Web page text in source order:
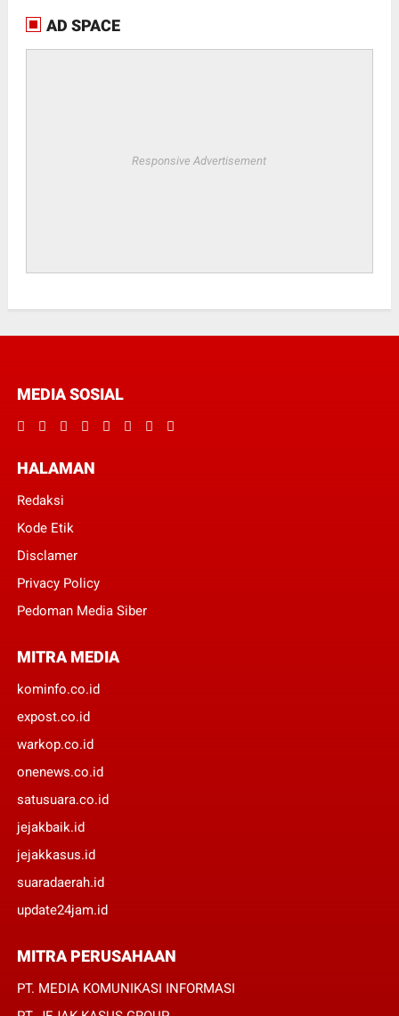
AD SPACE
Responsive Advertisement
MEDIA SOSIAL
HALAMAN
Redaksi
Kode Etik
Disclamer
Privacy Policy
Pedoman Media Siber
MITRA MEDIA
kominfo.co.id
expost.co.id
warkop.co.id
onenews.co.id
satusuara.co.id
jejakbaik.id
jejakkasus.id
suaradaerah.id
update24jam.id
MITRA PERUSAHAAN
PT. MEDIA KOMUNIKASI INFORMASI